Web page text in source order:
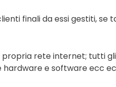
finali da essi gestiti, se
rete internet; tutti
e software ecc